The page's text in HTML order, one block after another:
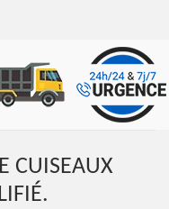
CUISEAUX